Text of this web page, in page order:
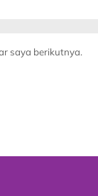
saya berikutnya.